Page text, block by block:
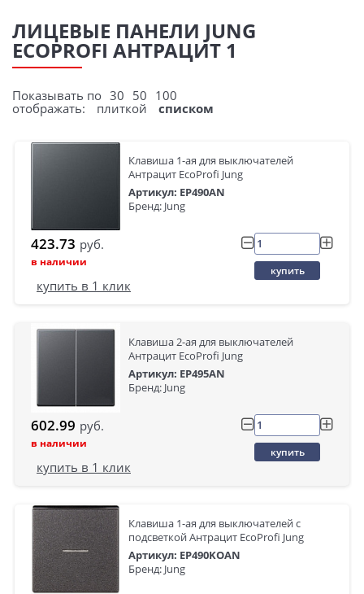
ЛИЦЕВЫЕ ПАНЕЛИ JUNG
ECOPROFI АНТРАЦИТ 1
Показывать по 30 50 100
отображать:
плиткой списком
Клавиша 1-ая для выключателей
Антрацит EcoProfi Jung
Артикул: EP490AN
Бренд: Jung
423.73 руб.
в наличии
купить
купить в 1 клик
Клавиша 2-ая для выключателей
Антрацит EcoProfi Jung
Артикул: EP495AN
Бренд: Jung
602.99 руб.
в наличии
купить
купить в 1 клик
Клавиша 1-ая для выключателей с
подсветкой Антрацит EcoProfi Jung
Артикул: EP490KOAN
Бренд: Jung